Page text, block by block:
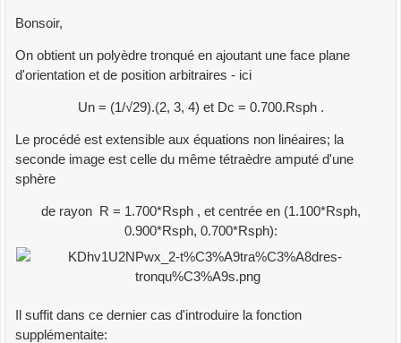
Bonsoir,
On obtient un polyèdre tronqué en ajoutant une face plane
d'orientation et de position arbitraires - ici
Un = (1/√29).(2, 3, 4) et Dc = 0.700.Rsph .
Le procédé est extensible aux équations non linéaires; la
seconde image est celle du même tétraèdre amputé d'une
sphère
de rayon R = 1.700*Rsph , et centrée en (1.100*Rsph,
0.900*Rsph, 0.700*Rsph):
Il suffit dans ce dernier cas d'introduire la fonction
supplémentaite: